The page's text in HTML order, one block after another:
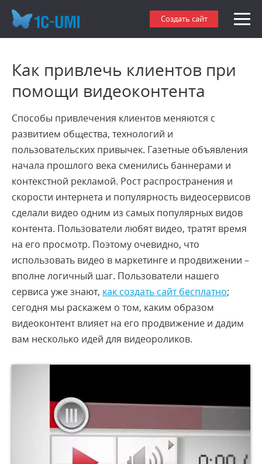
Создать сайт
Как привлечь клиентов при
помощи видеоконтента
Способы привлечения клиентов меняются с
развитием общества, технологий и
пользовательских привычек. Газетные объявления
начала прошлого века сменились баннерами и
контекстной рекламой. Рост распространения и
скорости интернета и популярность видеосервисов
сделали видео одним из самых популярных видов
контента. Пользователи любят видео, тратят время
на его просмотр. Поэтому очевидно, что
использовать видео в маркетинге и продвижении –
вполне логичный шаг. Пользователи нашего
сервиса уже знают, как создать сайт бесплатно;
сегодня мы раскажем о том, каким образом
видеоконтент влияет на его продвижение и дадим
вам несколько идей для видеороликов.